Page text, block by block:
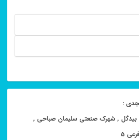
قیمت
قيمت
:
بیدگل , شهرک صنعتی سلیمان صباحی ,
5